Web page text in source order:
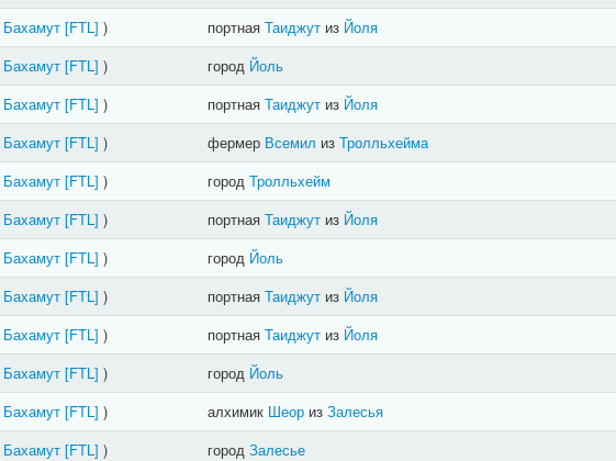
Бахамут [FTL] ) портная Таиджутиз Йоля
Бахамут [FTL] ) город Йоль
Бахамут [FTL] ) портная Таиджутиз Йоля
Бахамут [FTL] ) фермер Всемил из Тролльхейма
Бахамут [FTL] ) город Тролльхейм
Бахамут [FTL] ) портная Таиджутиз Йоля
Бахамут [FTL] ) город Йоль
Бахамут [FTL] ) портная Таиджутиз Йоля
Бахамут [FTL] ) портная Таиджутиз Йоля
Бахамут [FTL] ) город Йоль
Бахамут [FTL] ) алхимик Шеориз Залесья
Бахамут [FTL] ) город Залесье